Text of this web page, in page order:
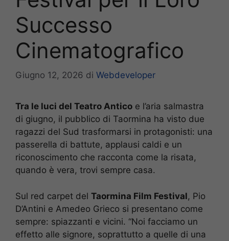
Successo
Cinematografico
Giugno 12, 2026 di Webdeveloper
Tra le luci del Teatro Antico e l’aria salmastra
di giugno, il pubblico di Taormina ha visto due
ragazzi del Sud trasformarsi in protagonisti: una
passerella di battute, applausi caldi e un
riconoscimento che racconta come la risata,
quando è vera, trovi sempre casa.
Sul red carpet del Taormina Film Festival, Pio
D’Antini e Amedeo Grieco si presentano come
sempre: spiazzanti e vicini. “Noi facciamo un
effetto alle signore, soprattutto a quelle di una